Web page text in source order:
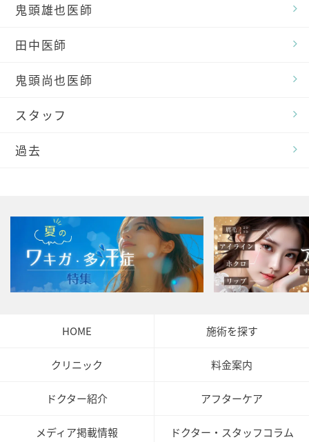
鬼頭雄也医師
田中医師
鬼頭尚也医師
スタッフ
過去
HOME 施術を探す
クリニック 料金案内
ドクター紹介 アフターケア
メディア掲載情報 ドクター・スタッフコラム